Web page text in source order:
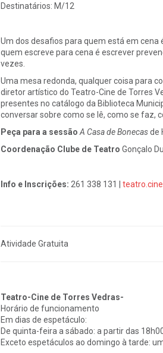
Destinatários: M/12
Um dos desafios para quem está em
quem escreve para cena é escrever
vezes.
Uma mesa redonda, qualquer coisa para
diretor artístico do Teatro-Cine de Torres
presentes no catálogo da Biblioteca
conversar sobre como se lê, como se faz,
Peça para a sessão A Casa de Bonecasde
Coordenação Clube de Teatro Gonçalo
Info e Inscrições: 261 338 131 |
Atividade Gratuita
Teatro-Cine de Torres Vedras-
Horário de funcionamento
Em dias de espetáculo:
De quinta-feira a sábado: a partir das
Exceto espetáculos ao domingo à tarde: